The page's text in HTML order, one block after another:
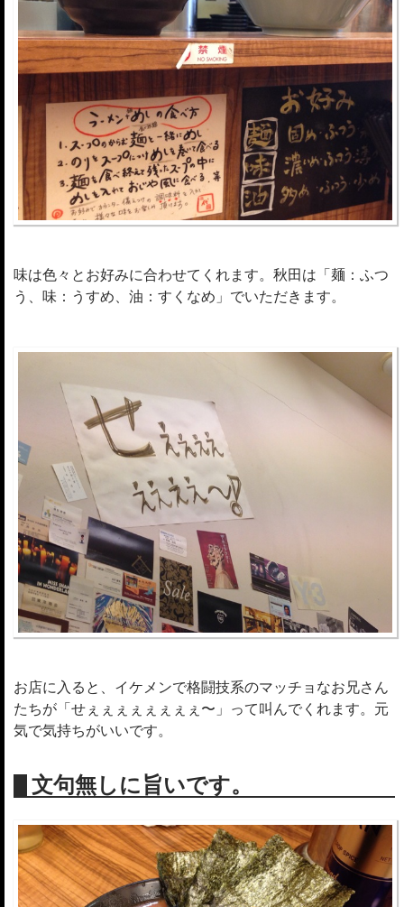
味は色々とお好みに合わせてくれます。秋田は「麺：ふつ
う、味：うすめ、油：すくなめ」でいただきます。
お店に入ると、イケメンで格闘技系のマッチョなお兄さん
たちが「せぇぇぇぇぇぇぇぇ〜」って叫んでくれます。元
気で気持ちがいいです。
文句無しに旨いです。